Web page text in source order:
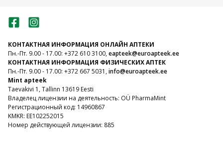
КОНТАКТНАЯ ИНФОРМАЦИЯ ОНЛАЙН АПТЕКИ
Пн.-Пт. 9.00 - 17.00: +372 610 3100,eapteek@euroapteek.ee
КОНТАКТНАЯ ИНФОРМАЦИЯ ФИЗИЧЕСКИХ АПТЕК
Пн.-Пт. 9.00 - 17.00: +372 667 5031,info@euroapteek.ee
Mint apteek
Taevakivi 1, Tallinn 13619 Eesti
Владелец лицензии на деятельность: OÜ PharmaMint
Регистрационный код: 14960867
KMKR: EE102252015
Номер действующей лицензии: 885